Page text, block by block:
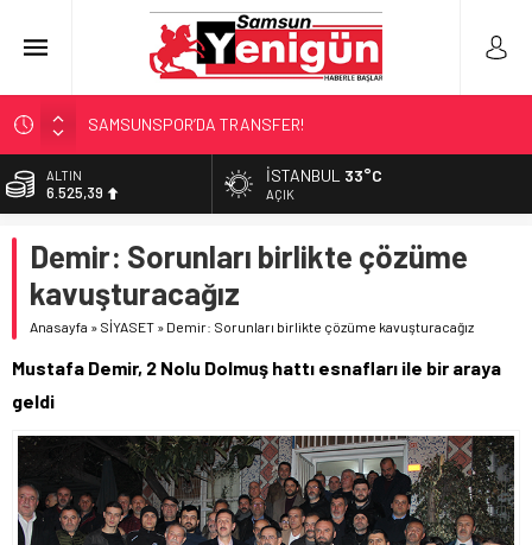
SAMSUNSPOR’DA TRANSFER!
ALAÇAM’A ‘DEV’ YATIRIM!
RAPÇİ KESKİN GÖZALTINDA!
İŞTE FINDIK FİYATI!
BİST
13.788,73
47,5954
EURO
55,0690
6.525,39
İSTANBUL 33°C
AÇIK
Demir: Sorunları birlikte çözüme
kavuşturacağız
Anasayfa » SİYASET » Demir: Sorunları birlikte çözüme kavuşturacağız
Mustafa Demir, 2 Nolu Dolmuş hattı esnafları ile bir araya
geldi